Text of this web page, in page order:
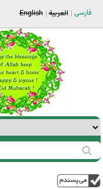
فارسی العربية English